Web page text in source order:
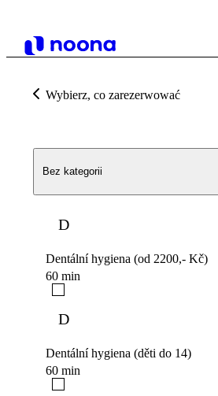
Wybierz, co zarezerwować
Bez kategorii
D
Dentální hygiena (od 2200,- Kč)
60 min
D
Dentální hygiena (děti do 14)
60 min